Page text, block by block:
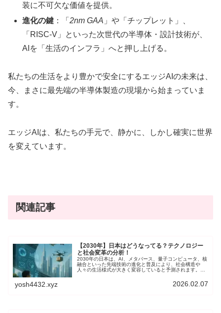
装に不可欠な価値を提供。
進化の鍵 ：「2nm GAA 」や「チップレット」、
「RISC-V」といった次世代の半導体・設計技術が、
AIを「生活のインフラ」へと押し上げる。
私たちの生活をより豊かで安全にするエッジAIの未来は、
今、まさに最先端の半導体製造の現場から始まっていま
す。
エッジAIは、私たちの手元で、静かに、しかし確実に世界
を変えています。
関連記事
【2030年】日本はどうなってる？テクノロジー
と社会変革の分析！
2030年の日本は、AI、メタバース、量子コンピュータ、核
融合といった先端技術の進化と普及により、社会構造や
人々の生活様式が大きく変容していると予測されます。本
生活、企業活動、地方自治体のあり方にどのような影響を
与えるか、特に個人の働き方やベーシックインカムの導入
yosh4432.xyz 2026.02.07